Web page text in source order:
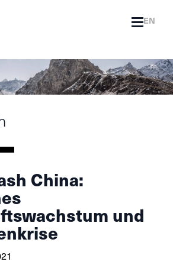
EN
China:
und